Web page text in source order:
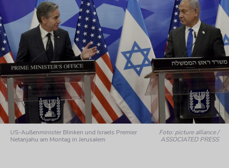
US-Außenminister Blinken und Israels Premier
Netanjahu am Montag in Jerusalem
Foto: picture alliance /
ASSOCIATED PRESS